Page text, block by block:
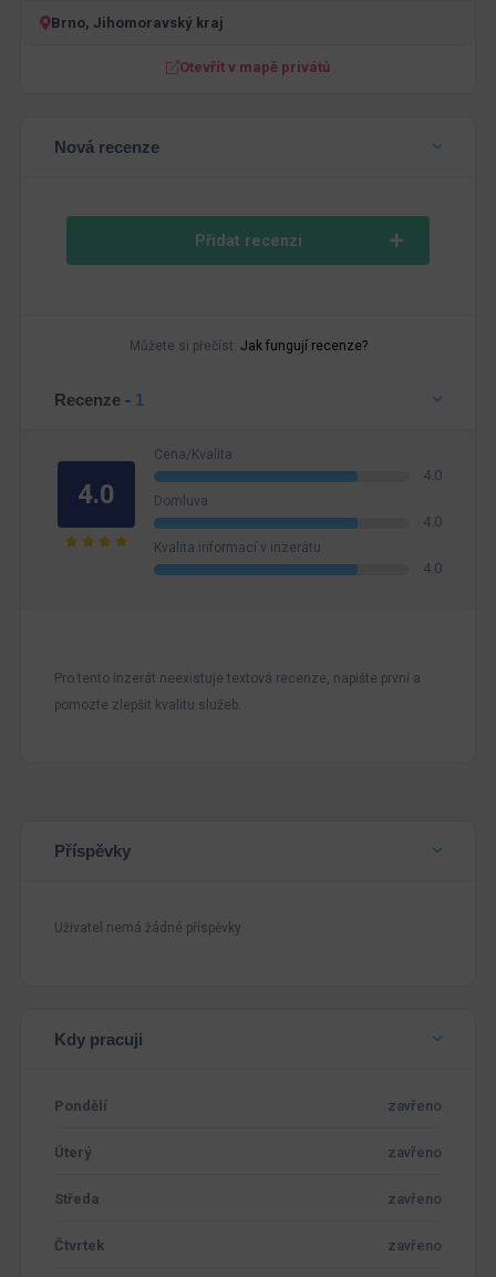
Brno, Jihomoravský kraj
Otevřít v mapě privátů
Nová recenze
Přidat recenzi
Můžete si přečíst: Jak fungují recenze?
Recenze - 1
4.0
Cena/Kvalita
4.0
Domluva
4.0
Kvalita informací v inzerátu
4.0
Pro tento inzerát neexistuje textová recenze, napište první a
pomozte zlepšit kvalitu služeb.
Příspěvky
Uživatel nemá žádné příspěvky
Kdy pracuji
Pondělí zavřeno
Úterý zavřeno
Středa zavřeno
Čtvrtek zavřeno